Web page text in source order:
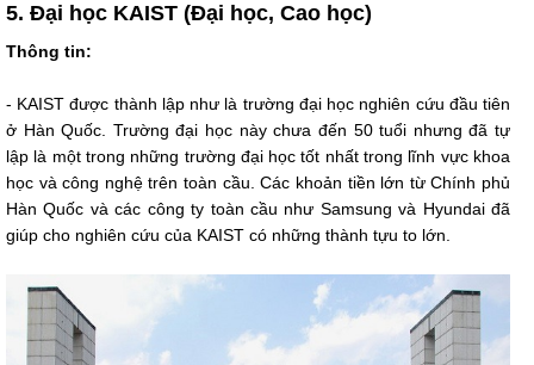
5. Đại học KAIST (Đại học, Cao học)
Thông tin:
- KAIST được thành lập như là trường đại học nghiên cứu đầu tiên
ở Hàn Quốc. Trường đại học này chưa đến 50 tuổi nhưng đã tự
lập là một trong những trường đại học tốt nhất trong lĩnh vực khoa
học và công nghệ trên toàn cầu. Các khoản tiền lớn từ Chính phủ
Hàn Quốc và các công ty toàn cầu như Samsung và Hyundai đã
giúp cho nghiên cứu của KAIST có những thành tựu to lớn.